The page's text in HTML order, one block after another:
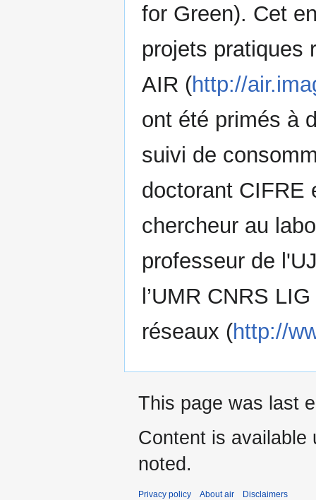
for Green). Cet
projets pratiques
AIR (http://
ont été primés à
suivi de
doctorant CIFRE
chercheur au
professeur de
l’UMR CNRS
réseaux (http://
This page was last
Content is available
noted.
Privacy policy About air Disclaimers